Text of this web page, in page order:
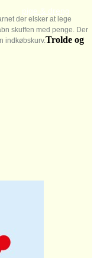
der elsker at lege
skuffen med penge. Der
indkøbskurv.Trolde og